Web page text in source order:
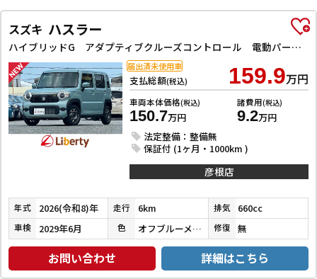
スズキ ハスラー
ハイブリッドG アダプティブクルーズコントロール 電動パーキングブレーキ レーンアシスト 衝突被害軽減システム オートライト LEDヘッドランプ スマートキー アイドリングストップ 電動格納ミラー シートヒーター
支払総額(税込) 159.9万円
車両本体価格(税込)
150.7万円
諸費用(税込)
9.2万円
法定整備：整備無
保証付 (1ヶ月・1000km )
届出済未使用車
彦根店
年式 2026(令和8)年 走行 6km 排気 660cc
車検 2029年6月 色 オフブルーメタリック 修復 無
お問い合わせ 詳細はこちら